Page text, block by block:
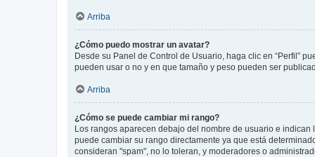
Arriba
¿Cómo puedo mostrar un avatar?
Desde su Panel de Control de Usuario, haga clic en “Perfil”
pueden usar o no y en que tamaño y peso pueden ser
Arriba
¿Cómo se puede cambiar mi rango?
Los rangos aparecen debajo del nombre de usuario e
puede cambiar su rango directamente ya que está
consideran "spam", no lo toleran, y moderadores o